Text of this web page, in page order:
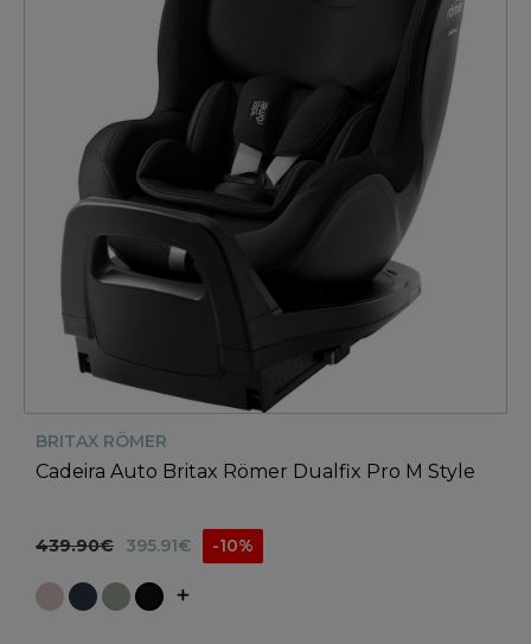
BRITAX RÖMER
Cadeira Auto Britax Römer Dualfix Pro M Style
439.90€ 395.91€ -10%